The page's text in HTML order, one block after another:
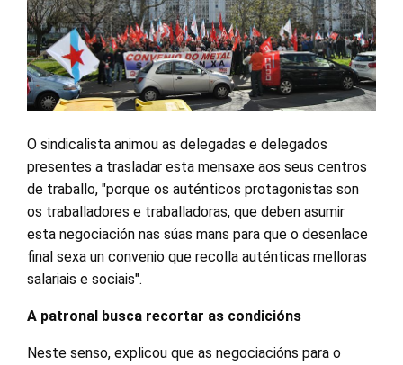
O sindicalista animou as delegadas e delegados
presentes a trasladar esta mensaxe aos seus centros
de traballo, "porque os auténticos protagonistas son
os traballadores e traballadoras, que deben asumir
esta negociación nas súas mans para que o desenlace
final sexa un convenio que recolla auténticas melloras
salariais e sociais".
A patronal busca recortar as condicións
Neste senso, explicou que as negociacións para o